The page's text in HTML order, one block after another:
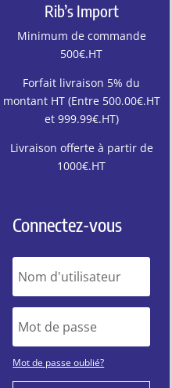
Rib’s Import
Minimum de commande
500€.HT
Forfait livraison 5% du
montant HT (Entre 500.00€.HT
et 999.99€.HT)
Livraison offerte à partir de
1000€.HT
Connectez-vous
Mot de passe oublié?